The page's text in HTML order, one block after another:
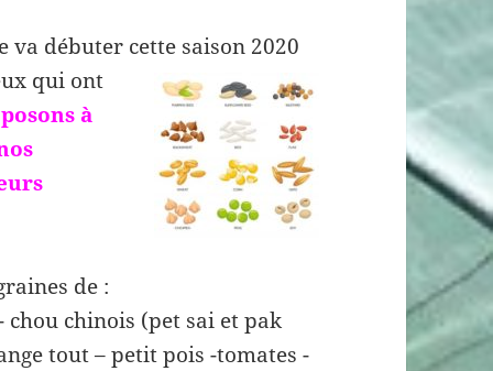
débuter cette saison 2020
qui ont
à
de :
chou chinois (pet sai et pak
tout – petit pois -tomates -